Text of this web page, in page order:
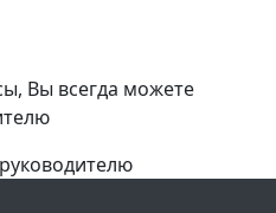
Вы всегда можете